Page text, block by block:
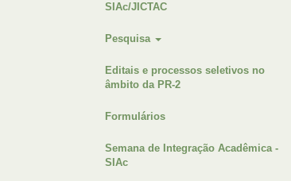
SIAc/JICTAC
Pesquisa
Editais e processos seletivos no
âmbito da PR-2
Formulários
Semana de Integração Acadêmica -
SIAc